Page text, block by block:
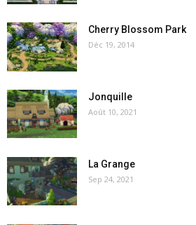
Cherry Blossom Park
Déc 19, 2014
Jonquille
Août 10, 2021
La Grange
Sep 24, 2021